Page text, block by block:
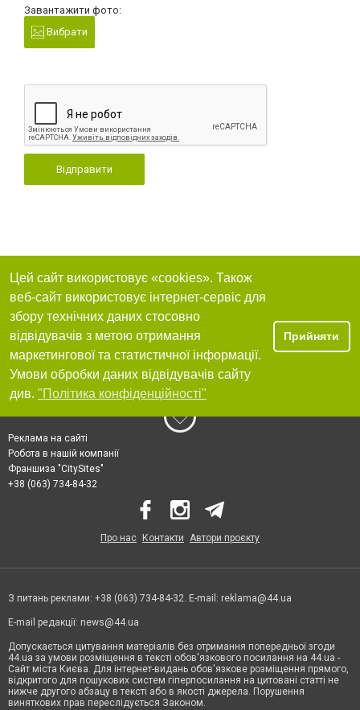
Завантажити фото:
Вибрати
Відправити
Цей сайт використовує «cookies». Також
веб-сайт використовує інтернет-сервіс для
збору технічних даних стосовно
відвідувачів з метою отримання
маркетингової та статистичної інформації.
Умови обробки даних відвідувачів сайту
див. "Політика конфіденційності"
Прийняти
Реклама на сайті
Робота в нашій компанії
Франшиза "CitySites"
+38 (063) 734-84-32
Про нас Контакти Автори проєкту
З питань реклами: +38 (063) 734-84-32. E-mail: reklama@44.ua
E-mail редакції: news@44.ua
Допускається цитування матеріалів без отримання попередньої згоди
44.ua за умови розміщення в тексті обов'язкового посилання на 44.ua -
Сайт міста Києва. Для інтернет-видань обов'язкове розміщення прямого,
відкритого для пошукових систем гіперпосилання на цитовані статті не
нижче другого абзацу в тексті або в якості джерела. Порушення
виняткових прав переслідується Законом.